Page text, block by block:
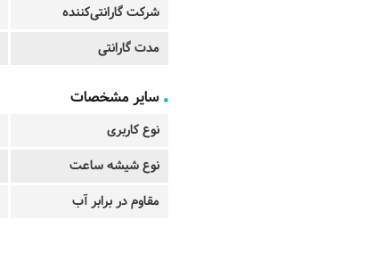
شرکت گارانتی‌کننده
مدت گارانتی
سایر مشخصات
نوع کاربری
نوع شیشه ساعت
مقاوم در برابر آب